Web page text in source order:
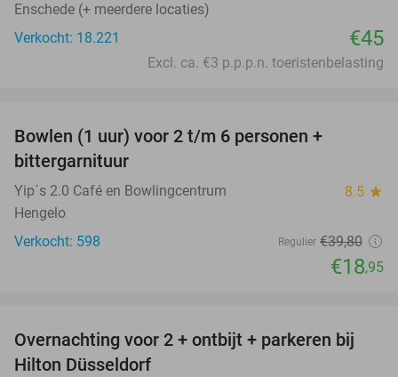
Enschede (+ meerdere locaties)
Verkocht: 18.221
€45
Excl. ca. €3 p.p.p.n. toeristenbelasting
Bowlen (1 uur) voor 2 t/m 6 personen +
bittergarnituur
Yip´s 2.0 Café en Bowlingcentrum 8.5 star
Hengelo
Verkocht: 598
Regulier €39,80
€18,95
63%
Overnachting voor 2 + ontbijt + parkeren bij
Hilton Düsseldorf